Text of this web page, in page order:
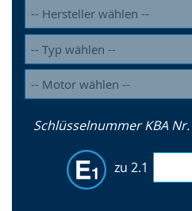
Schlüsselnummer KBA
zu 2.1